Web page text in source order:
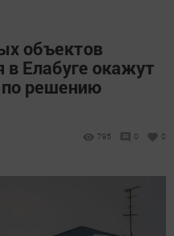
объектов
в Елабуге окажут
решению
795 0 0